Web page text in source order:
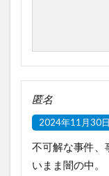
匿名
2024年11月30
不可解な事件、
いまま闇の中。